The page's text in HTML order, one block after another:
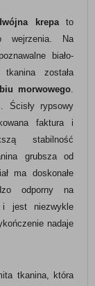
krepa to
wejrzenia. Na
biało-
została
morwowego.
. Ścisły rypsowy
faktura i
stabilność
grubsza od
ma doskonałe
odporny na
i jest niezwykle
nadaje
tkanina, która